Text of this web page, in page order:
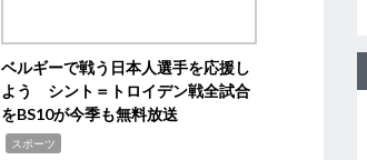
ベルギーで戦う日本人選手を応援し
よう シント＝トロイデン戦全試合
をBS10が今季も無料放送
スポーツ